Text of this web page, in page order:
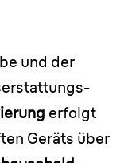
und der
erfolgt
Geräts über